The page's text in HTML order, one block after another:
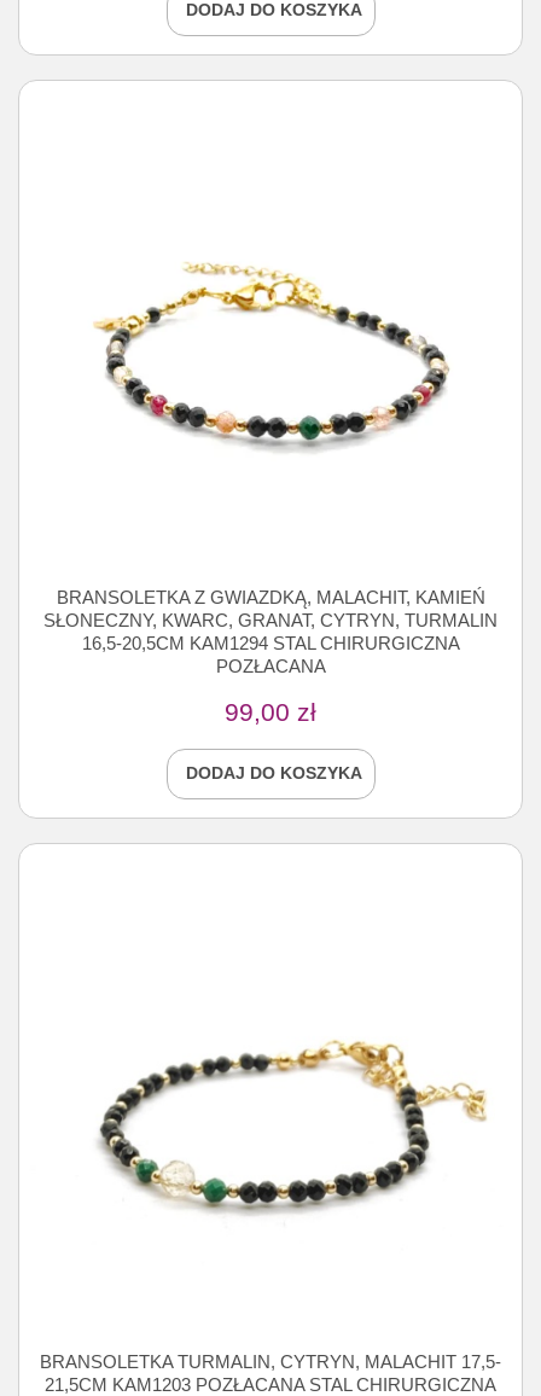
DODAJ DO KOSZYKA
BRANSOLETKA Z GWIAZDKĄ, MALACHIT, KAMIEŃ
SŁONECZNY, KWARC, GRANAT, CYTRYN, TURMALIN
16,5-20,5CM KAM1294 STAL CHIRURGICZNA
POZŁACANA
99,00 zł
DODAJ DO KOSZYKA
BRANSOLETKA TURMALIN, CYTRYN, MALACHIT 17,5-
21,5CM KAM1203 POZŁACANA STAL CHIRURGICZNA